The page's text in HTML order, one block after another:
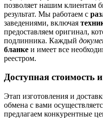
позволяет нашим клиентам
результат. Мы работаем с
заведениями, включая
предоставляем оригинал,
подлинника. Каждый
бланке и имеет все
реестром.
Доступная стоимость
Этап изготовления и
обмена с вами
предлагаем конкурентные